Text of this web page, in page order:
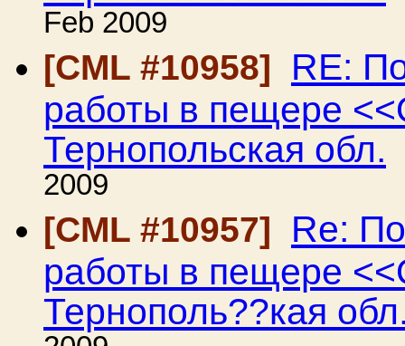
Feb 2009
[CML #10958]
RE:
работы в пещере
Тернопольская обл.
2009
[CML #10957]
Re:
работы в пещере
Тернополь??кая